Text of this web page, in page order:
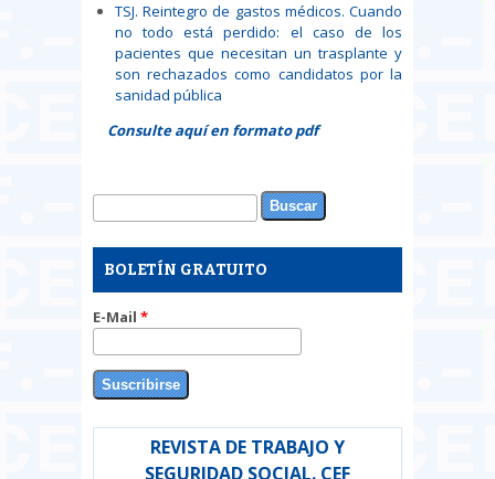
TSJ. Reintegro de gastos médicos. Cuando
no todo está perdido: el caso de los
pacientes que necesitan un trasplante y
son rechazados como candidatos por la
sanidad pública
Consulte aquí en formato pdf
Formulario de búsqueda
Buscar
BOLETÍN GRATUITO
E-Mail *
REVISTA DE TRABAJO Y
SEGURIDAD SOCIAL. CEF